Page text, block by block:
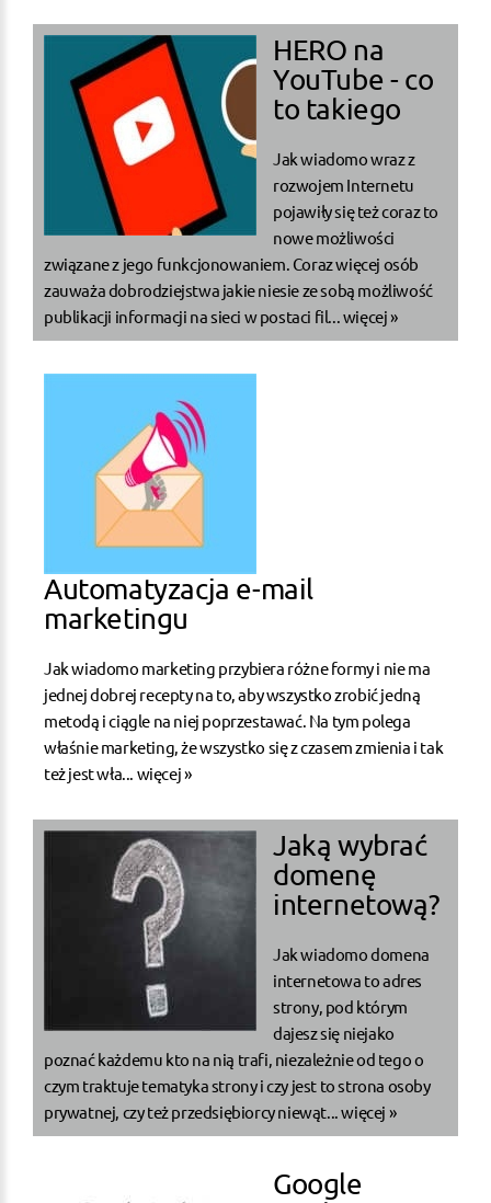
HERO na
YouTube - co
to takiego
Jak wiadomo wraz z
rozwojem Internetu
pojawiły się też coraz to
nowe możliwości
związane z jego funkcjonowaniem. Coraz więcej osób
zauważa dobrodziejstwa jakie niesie ze sobą możliwość
publikacji informacji na sieci w postaci fil... więcej »
Automatyzacja e-mail
marketingu
Jak wiadomo marketing przybiera różne formy i nie ma
jednej dobrej recepty na to, aby wszystko zrobić jedną
metodą i ciągle na niej poprzestawać. Na tym polega
właśnie marketing, że wszystko się z czasem zmienia i tak
też jest wła... więcej »
Jaką wybrać
domenę
internetową?
Jak wiadomo domena
internetowa to adres
strony, pod którym
dajesz się niejako
poznać każdemu kto na nią trafi, niezależnie od tego o
czym traktuje tematyka strony i czy jest to strona osoby
prywatnej, czy też przedsiębiorcy niewąt...więcej »
Google